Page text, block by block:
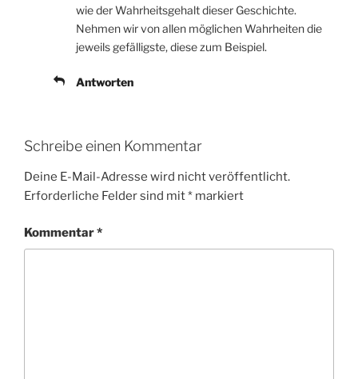
wie der Wahrheitsgehalt dieser Geschichte.
Nehmen wir von allen möglichen Wahrheiten die
jeweils gefälligste, diese zum Beispiel.
Antworten
Schreibe einen Kommentar
Deine E-Mail-Adresse wird nicht veröffentlicht.
Erforderliche Felder sind mit* markiert
Kommentar*